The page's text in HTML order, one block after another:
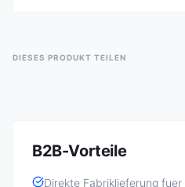
DIESES PRODUKT TEILEN
B2B-Vorteile
Direkte Fabriklieferung